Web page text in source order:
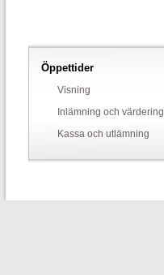
Öppettider
Visning
Inlämning och värdering
Kassa och utlämning